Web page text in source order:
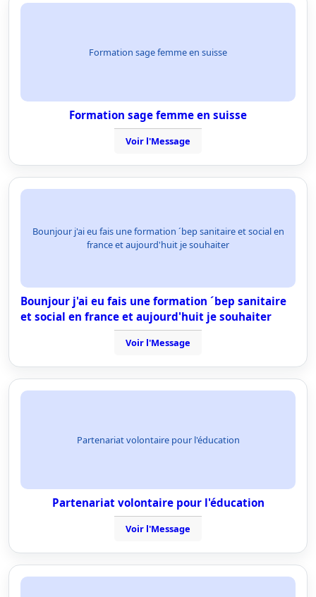
Formation sage femme en suisse
Formation sage femme en suisse
Voir l'Message
Bounjour j'ai eu fais une formation ´bep sanitaire et social en
france et aujourd'huit je souhaiter
Bounjour j'ai eu fais une formation ´bep sanitaire
et social en france et aujourd'huit je souhaiter
Voir l'Message
Partenariat volontaire pour l'éducation
Partenariat volontaire pour l'éducation
Voir l'Message